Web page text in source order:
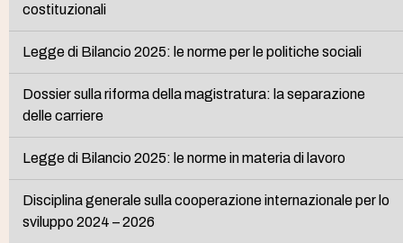
costituzionali
Legge di Bilancio 2025: le norme per le politiche sociali
Dossier sulla riforma della magistratura: la separazione
delle carriere
Legge di Bilancio 2025: le norme in materia di lavoro
Disciplina generale sulla cooperazione internazionale per lo
sviluppo 2024 – 2026